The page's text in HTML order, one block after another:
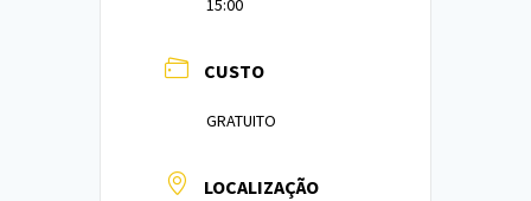
CUSTO
GRATUITO
LOCALIZAÇÃO